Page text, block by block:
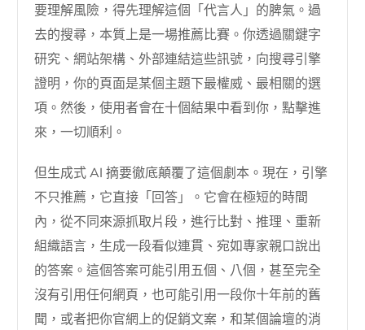
要理解風險，得先理解這個「代言人」的脾氣。過
去的搜尋，本質上是一場推薦比賽。你透過關鍵字
研究、網站架構、外部連結這些訊號，向搜尋引擎
證明，你的頁面是某個主題下最權威、最相關的選
項。然後，使用者會在十個結果中看到你，點擊進
來，一切順利。
但生成式 AI 摘要徹底顛覆了這個劇本。現在，引擎
不只推薦，它直接「回答」。它會在極短的時間
內，從不同來源抓取片段，進行比對、推理、重新
組織語言，生成一段看似連貫、宛如專家親口說出
的答案。這個答案可能引用五個、八個，甚至完全
沒有引用任何網頁，也可能引用一段你十年前的舊
聞，或者把你官網上的促銷文案，和某個論壇的消